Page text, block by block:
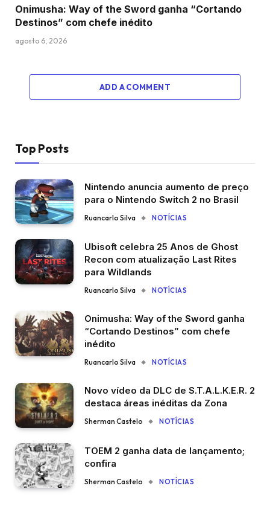
Onimusha: Way of the Sword ganha “Cortando
Destinos” com chefe inédito
agosto 6, 2026
ADD A COMMENT
Top Posts
Nintendo anuncia aumento de preço
para o Nintendo Switch 2 no Brasil
Ruancarlo Silva NOTÍCIAS
Ubisoft celebra 25 Anos de Ghost
Recon com atualização Last Rites
para Wildlands
Ruancarlo Silva NOTÍCIAS
Onimusha: Way of the Sword ganha
“Cortando Destinos” com chefe
inédito
Ruancarlo Silva NOTÍCIAS
Novo vídeo da DLC de S.T.A.L.K.E.R. 2
destaca áreas inéditas da Zona
Sherman Castelo NOTÍCIAS
TOEM 2 ganha data de lançamento;
confira
Sherman Castelo NOTÍCIAS